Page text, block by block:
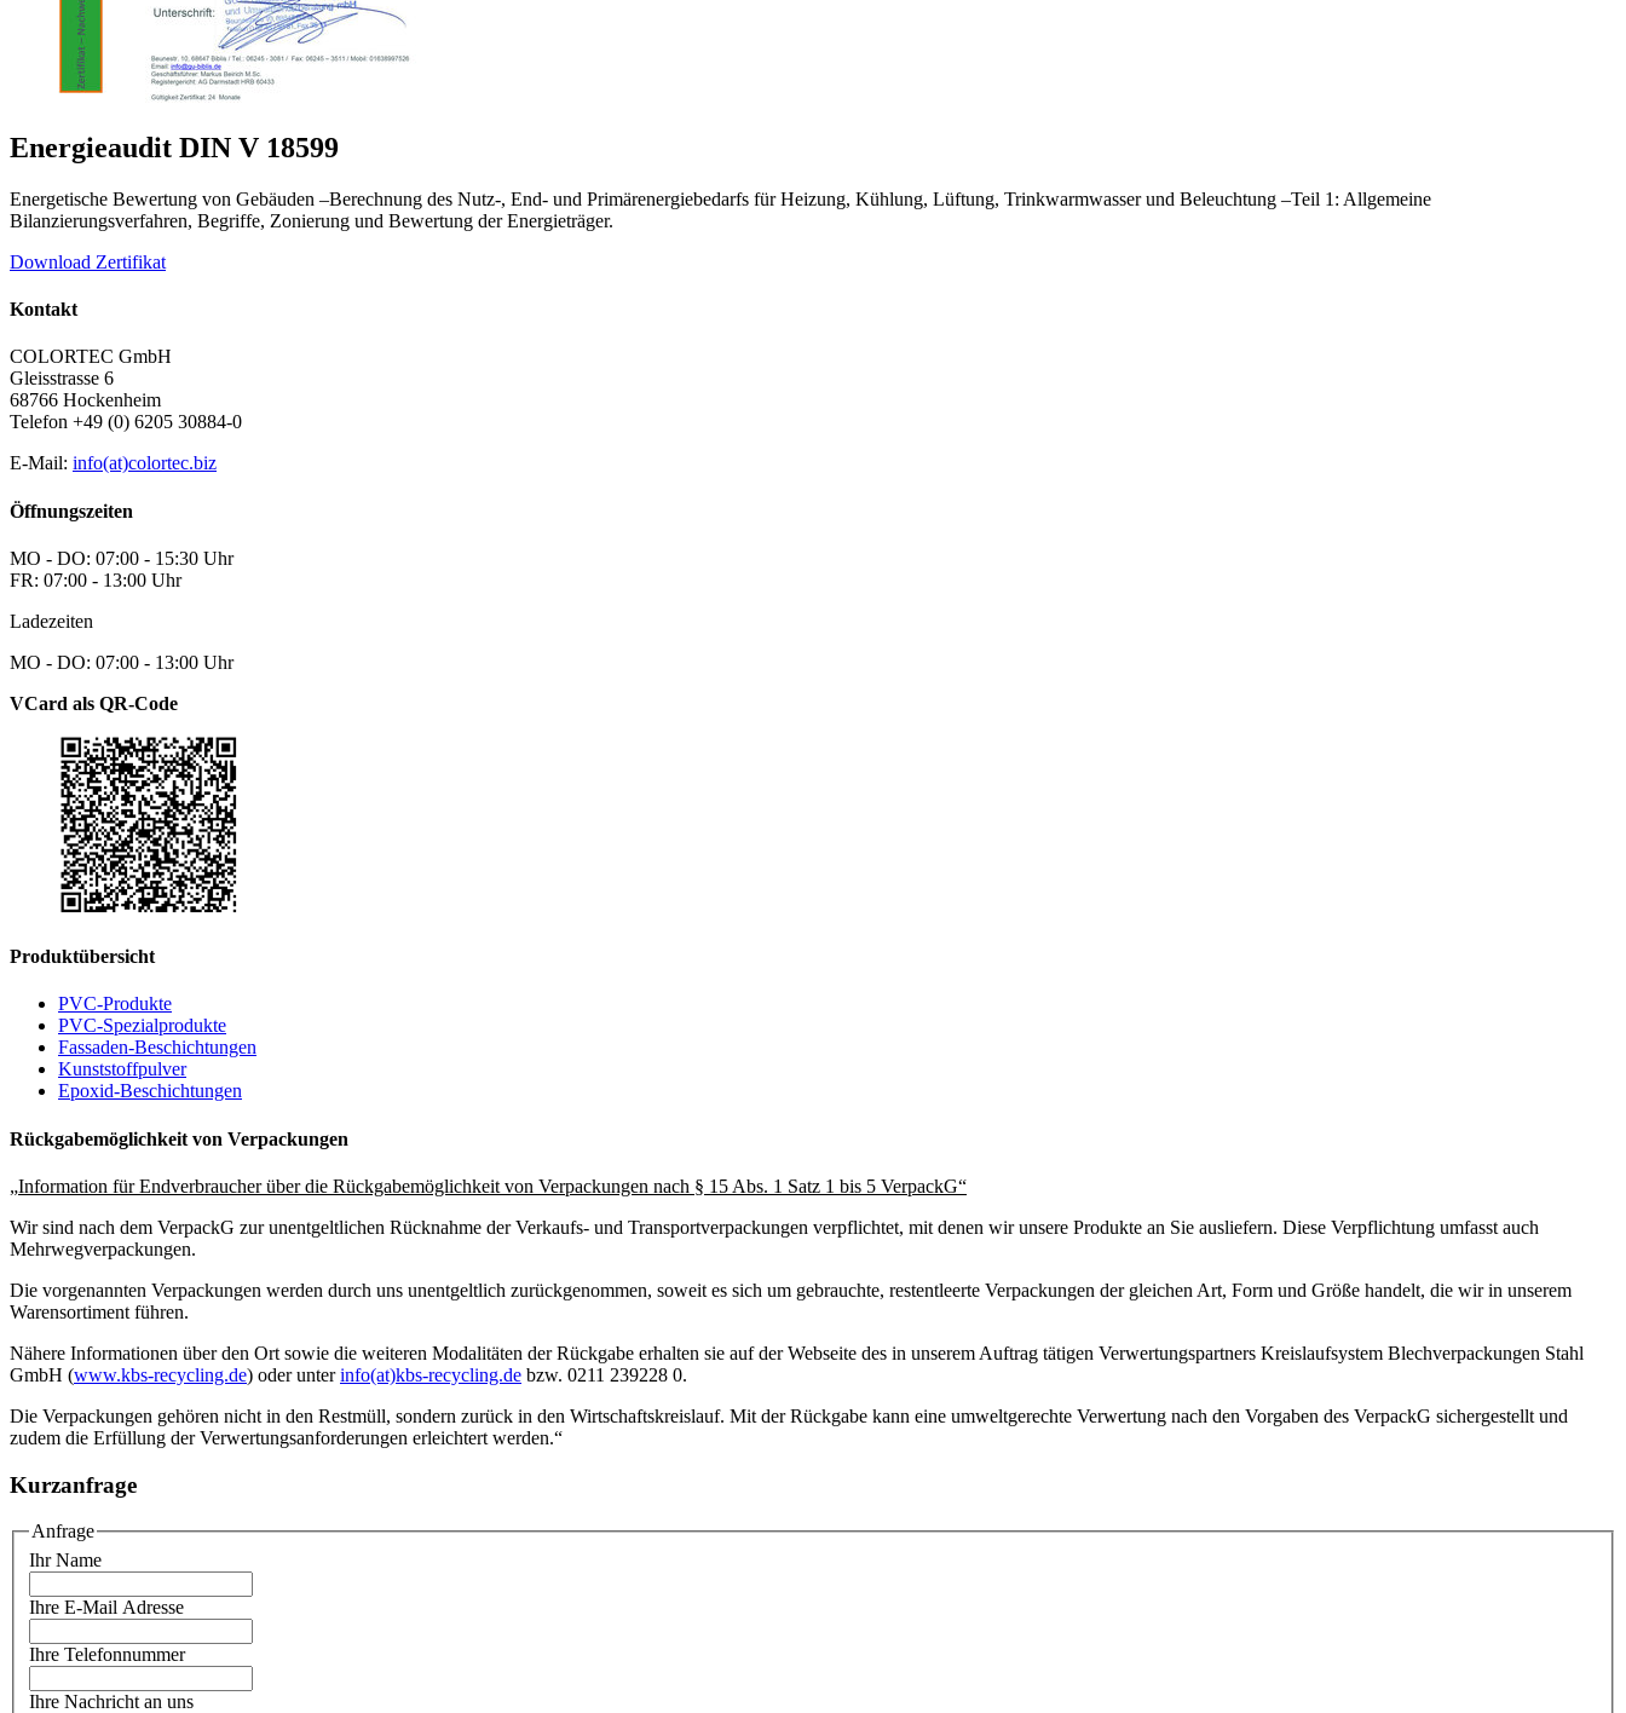
Energieaudit DIN V 18599
Energetische Bewertung von Gebäuden –Berechnung des Nutz-, End- und Primärenergiebedarfs für Heizung, Kühlung, Lüftung, Trinkwarmwasser und Beleuchtung –Teil 1: Allgemeine
Bilanzierungsverfahren, Begriffe, Zonierung und Bewertung der Energieträger.
Download Zertifikat
Kontakt
COLORTEC GmbH
Gleisstrasse 6
68766 Hockenheim
Telefon +49 (0) 6205 30884-0
E-Mail: info(at)colortec.biz
Öffnungszeiten
MO - DO: 07:00 - 15:30 Uhr
FR: 07:00 - 13:00 Uhr
Ladezeiten
MO - DO: 07:00 - 13:00 Uhr
VCard als QR-Code
Produktübersicht
PVC-Produkte
PVC-Spezialprodukte
Fassaden-Beschichtungen
Kunststoffpulver
Epoxid-Beschichtungen
Rückgabemöglichkeit von Verpackungen
„Information für Endverbraucher über die Rückgabemöglichkeit von Verpackungen nach § 15 Abs. 1 Satz 1 bis 5 VerpackG“
Wir sind nach dem VerpackG zur unentgeltlichen Rücknahme der Verkaufs- und Transportverpackungen verpflichtet, mit denen wir unsere Produkte an Sie ausliefern. Diese Verpflichtung umfasst auch
Mehrwegverpackungen.
Die vorgenannten Verpackungen werden durch uns unentgeltlich zurückgenommen, soweit es sich um gebrauchte, restentleerte Verpackungen der gleichen Art, Form und Größe handelt, die wir in unserem
Warensortiment führen.
Nähere Informationen über den Ort sowie die weiteren Modalitäten der Rückgabe erhalten sie auf der Webseite des in unserem Auftrag tätigen Verwertungspartners Kreislaufsystem Blechverpackungen Stahl
GmbH (www.kbs-recycling.de) oder unterinfo(at)kbs-recycling.de bzw. 0211 239228 0.
Die Verpackungen gehören nicht in den Restmüll, sondern zurück in den Wirtschaftskreislauf. Mit der Rückgabe kann eine umweltgerechte Verwertung nach den Vorgaben des VerpackG sichergestellt und
zudem die Erfüllung der Verwertungsanforderungen erleichtert werden.“
Kurzanfrage
Anfrage
Ihr Name
Ihre E-Mail Adresse
Ihre Telefonnummer
Ihre Nachricht an uns